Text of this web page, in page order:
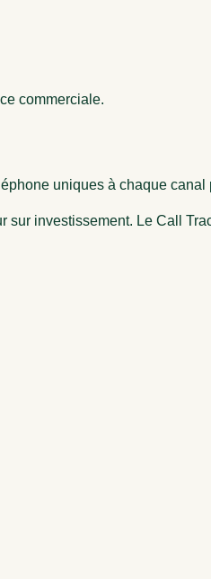
commerciale.
uniques à chaque canal
sur investissement. Le Call